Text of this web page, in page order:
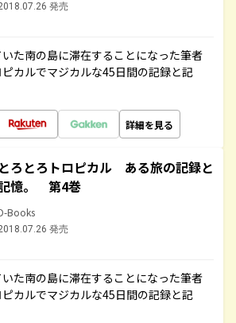
発売
た南の島に滞在することになった筆者
カルでマジカルな45日間の記録と記
詳細を見る
とろとろトロピカル ある旅の記録と
憶。 第4巻
Books
発売
た南の島に滞在することになった筆者
カルでマジカルな45日間の記録と記